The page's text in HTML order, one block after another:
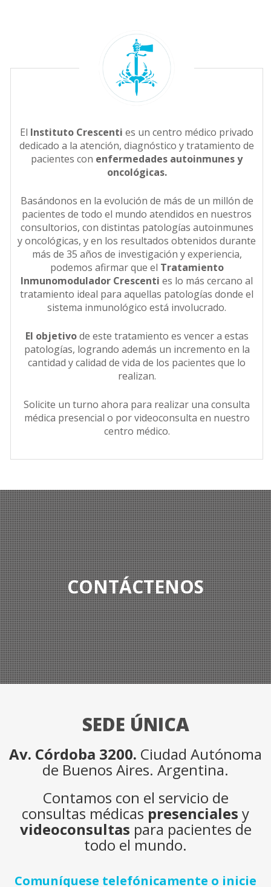
El Instituto Crescenti es un centro médico privado
dedicado a la atención, diagnóstico y tratamiento de
pacientes con enfermedades autoinmunes y
oncológicas.
Basándonos en la evolución de más de un millón de
pacientes de todo el mundo atendidos en nuestros
consultorios, con distintas patologías autoinmunes
y oncológicas, y en los resultados obtenidos durante
más de 35 años de investigación y experiencia,
podemos afirmar que el Tratamiento
Inmunomodulador Crescenti es lo más cercano al
tratamiento ideal para aquellas patologías donde el
sistema inmunológico está involucrado.
El objetivode este tratamiento es vencer a estas
patologías, logrando además un incremento en la
cantidad y calidad de vida de los pacientes que lo
realizan.
Solicite un turno ahora para realizar una consulta
médica presencial o por videoconsulta en nuestro
centro médico.
CONTÁCTENOS
SEDE ÚNICA
Av. Córdoba 3200. Ciudad Autónoma
de Buenos Aires. Argentina.
Contamos con el servicio de
consultas médicas presenciales y
videoconsultas para pacientes de
todo el mundo.
Comuníquese telefónicamente o inicie